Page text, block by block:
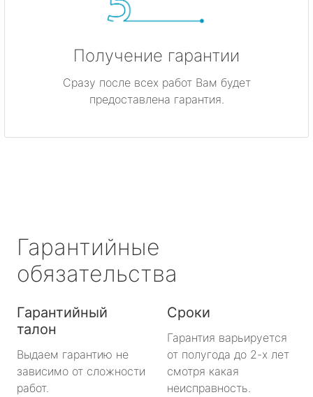
Получение гарантии
Сразу после всех работ Вам будет
предоставлена гарантия.
Гарантийные
обязательства
Гарантийный
талон
Выдаем гарантию не
зависимо от сложности
работ.
Сроки
Гарантия варьируется
от полугода до 2-х лет
смотря какая
неисправность.